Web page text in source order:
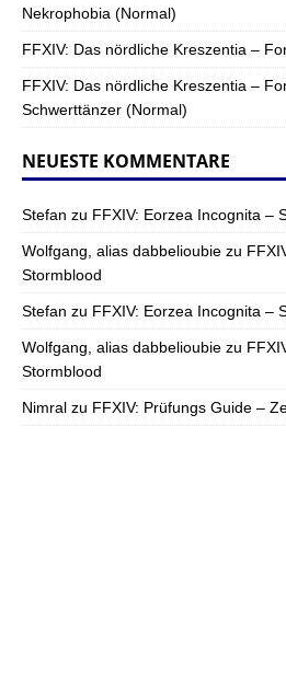
Nekrophobia (Normal)
FFXIV: Das nördliche Kreszentia –
FFXIV: Das nördliche Kreszentia –
Schwerttänzer (Normal)
NEUESTE KOMMENTARE
Stefan zu FFXIV: Eorzea Incognita –
Wolfgang, alias dabbelioubie zu
Stormblood
Stefan zu FFXIV: Eorzea Incognita –
Wolfgang, alias dabbelioubie zu
Stormblood
Nimral zu FFXIV: Prüfungs Guide –